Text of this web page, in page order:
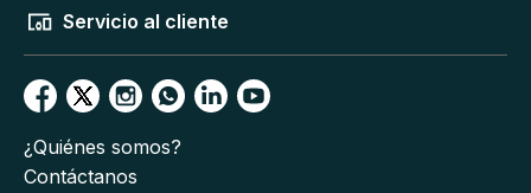
Servicio al cliente
¿Quiénes somos?
Contáctanos